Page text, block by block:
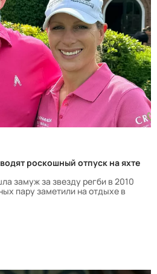
роскошный отпуск на яхте
замуж за звезду регби в 2010
пару заметили на отдыхе в